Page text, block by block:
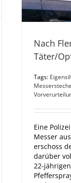
Nach
Täter/
Tags:
Eine
Messer
erschoss
darüber
22-